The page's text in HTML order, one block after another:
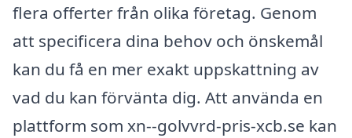
flera offerter från olika företag. Genom
att specificera dina behov och önskemål
kan du få en mer exakt uppskattning av
vad du kan förvänta dig. Att använda en
plattform som xn--golvvrd-pris-xcb.se kan